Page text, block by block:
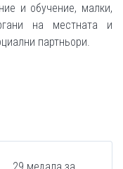
и обучение, малки,
на местната и
партньори.
29 медала за